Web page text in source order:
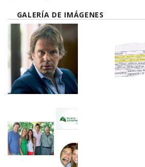
GALERÍA DE IMÁGENES